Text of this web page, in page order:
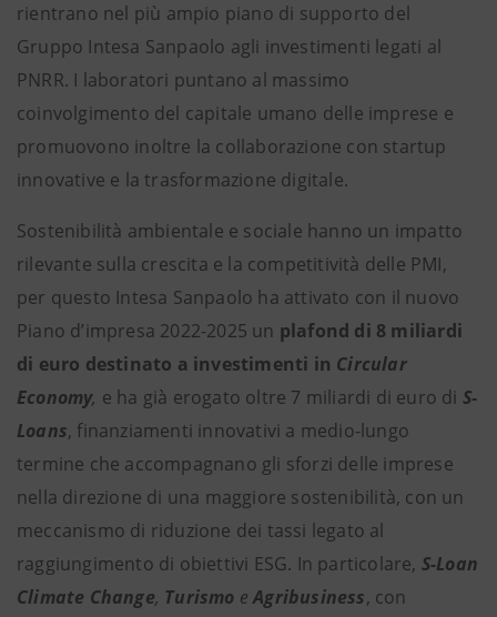
rientrano nel più ampio piano di supporto del
Gruppo Intesa Sanpaolo agli investimenti legati al
PNRR. I laboratori puntano al massimo
coinvolgimento del capitale umano delle imprese e
promuovono inoltre la collaborazione con startup
innovative e la trasformazione digitale.
Sostenibilità ambientale e sociale hanno un impatto
rilevante sulla crescita e la competitività delle PMI,
per questo Intesa Sanpaolo ha attivato con il nuovo
Piano d’impresa 2022-2025 un plafond di 8 miliardi
di euro destinato a investimenti in Circular
Economy, e ha già erogato oltre 7 miliardi di euro di S-
Loans, finanziamenti innovativi a medio-lungo
termine che accompagnano gli sforzi delle imprese
nella direzione di una maggiore sostenibilità, con un
meccanismo di riduzione dei tassi legato al
raggiungimento di obiettivi ESG. In particolare, S-Loan
Climate Change, Turismo eAgribusiness, con